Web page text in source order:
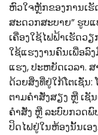
ຫົວໃຈຫຼັກຂອງການເຮັ
ສະດວກສະບາຍ” ຮູບ
ເຄື່ອງໃຊ້ໄຟຟ້າເຮັດວ
ໃຊ້ແຮງງານຄົນເພື່ອລົ
ແຮງ, ປະຫຍັດເວລາ.
ດ້ວຍສິ່ງທີ່ຢູ່ໃກ້ໂຕເຊັ່ນ:
ຕາມຄຳສັ່ງສຽງ ຫຼື ເ
ຄໍາສັ່ງ ຫຼື ລະບົບກວດ
ປິດໄຟຢູ່ໃນຫ້ອງນັ້ນເອງ.